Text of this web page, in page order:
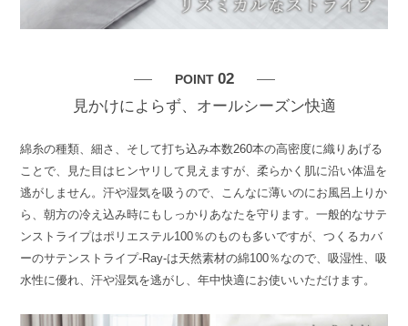
POINT 02
見かけによらず、オールシーズン快適
綿糸の種類、細さ、そして打ち込み本数260本の高密度に織りあげる
ことで、見た目はヒンヤリして見えますが、柔らかく肌に沿い体温を
逃がしません。汗や湿気を吸うので、こんなに薄いのにお風呂上りか
ら、朝方の冷え込み時にもしっかりあなたを守ります。一般的なサテ
ンストライプはポリエステル100％のものも多いですが、つくるカバ
ーのサテンストライプ-Ray-は天然素材の綿100％なので、吸湿性、吸
水性に優れ、汗や湿気を逃がし、年中快適にお使いいただけます。